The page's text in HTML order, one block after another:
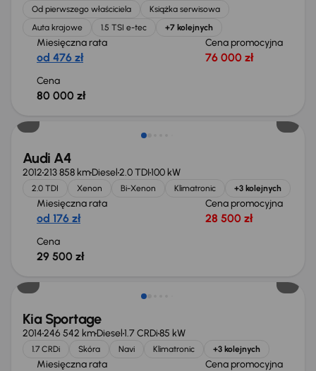
Od pierwszego właściciela
Książka serwisowa
Auta krajowe
1.5 TSI e-tec +7 kolejnych
Miesięczna rata
od 476 zł
Cena promocyjna
76 000 zł
Cena
80 000 zł
Audi A4
2012213 858 kmDiesel2.0 TDI100 kW
2.0 TDI Xenon Bi-Xenon Klimatronic +3 kolejnych
Miesięczna rata
od 176 zł
Cena promocyjna
28 500 zł
Cena
29 500 zł
Kia Sportage
2014246 542 kmDiesel1.7 CRDi85 kW
1.7 CRDi Skóra Navi Klimatronic +3 kolejnych
Miesięczna rata Cena promocyjna